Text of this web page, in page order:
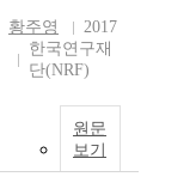
황주영
2017
한국연구재
단(NRF)
원문
보기